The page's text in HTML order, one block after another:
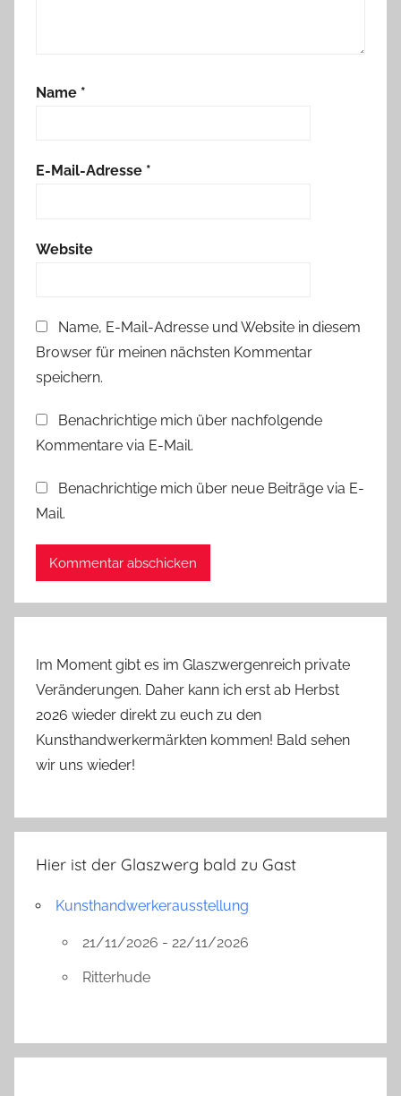
ü
c
d
Name *
E-Mail-Adresse *
Website
Name, E-Mail-Adresse und Website in diesem
Browser für meinen nächsten Kommentar
speichern.
Benachrichtige mich über nachfolgende
Kommentare via E-Mail.
Benachrichtige mich über neue Beiträge via E-
Mail.
Im Moment gibt es im Glaszwergenreich private
Veränderungen. Daher kann ich erst ab Herbst
2026 wieder direkt zu euch zu den
Kunsthandwerkermärkten kommen! Bald sehen
wir uns wieder!
Hier ist der Glaszwerg bald zu Gast
Kunsthandwerkerausstellung
21/11/2026 - 22/11/2026
Ritterhude